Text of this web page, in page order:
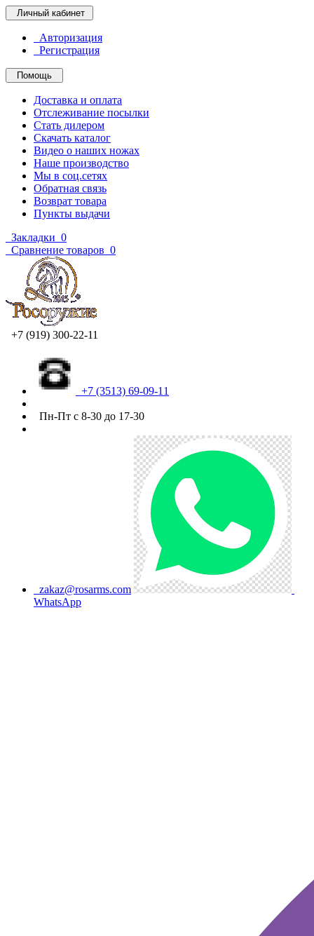
Личный кабинет
Авторизация
Регистрация
Помощь
Доставка и оплата
Отслеживание посылки
Стать дилером
Скачать каталог
Видео о наших ножах
Наше производство
Мы в соц.сетях
Обратная связь
Возврат товара
Пункты выдачи
Закладки 0
Сравнение товаров 0
+7 (919) 300-22-11
+7 (3513) 69-09-11
Пн-Пт с 8-30 до 17-30
zakaz@rosarms.com
WhatsApp